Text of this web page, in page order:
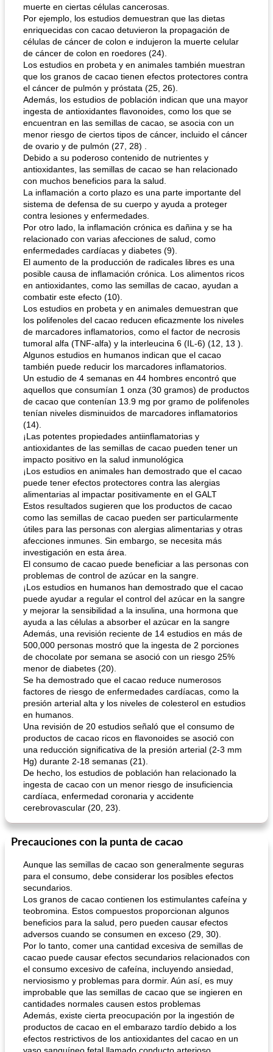
muerte en ciertas células cancerosas.
Por ejemplo, los estudios demuestran que las dietas
enriquecidas con cacao detuvieron la propagación de
células de cáncer de colon e indujeron la muerte celular
de cáncer de colon en roedores (24).
Los estudios en probeta y en animales también muestran
que los granos de cacao tienen efectos protectores contra
el cáncer de pulmón y próstata (25, 26).
Además, los estudios de población indican que una mayor
ingesta de antioxidantes flavonoides, como los que se
encuentran en las semillas de cacao, se asocia con un
menor riesgo de ciertos tipos de cáncer, incluido el cáncer
de ovario y de pulmón (27, 28) .
Debido a su poderoso contenido de nutrientes y
antioxidantes, las semillas de cacao se han relacionado
con muchos beneficios para la salud.
La inflamación a corto plazo es una parte importante del
sistema de defensa de su cuerpo y ayuda a proteger
contra lesiones y enfermedades.
Por otro lado, la inflamación crónica es dañina y se ha
relacionado con varias afecciones de salud, como
enfermedades cardíacas y diabetes (9).
El aumento de la producción de radicales libres es una
posible causa de inflamación crónica. Los alimentos ricos
en antioxidantes, como las semillas de cacao, ayudan a
combatir este efecto (10).
Los estudios en probeta y en animales demuestran que
los polifenoles del cacao reducen eficazmente los niveles
de marcadores inflamatorios, como el factor de necrosis
tumoral alfa (TNF-alfa) y la interleucina 6 (IL-6) (12, 13 ).
Algunos estudios en humanos indican que el cacao
también puede reducir los marcadores inflamatorios.
Un estudio de 4 semanas en 44 hombres encontró que
aquellos que consumían 1 onza (30 gramos) de productos
de cacao que contenían 13.9 mg por gramo de polifenoles
tenían niveles disminuidos de marcadores inflamatorios
(14).
¡Las potentes propiedades antiinflamatorias y
antioxidantes de las semillas de cacao pueden tener un
impacto positivo en la salud inmunológica
¡Los estudios en animales han demostrado que el cacao
puede tener efectos protectores contra las alergias
alimentarias al impactar positivamente en el GALT
Estos resultados sugieren que los productos de cacao
como las semillas de cacao pueden ser particularmente
útiles para las personas con alergias alimentarias y otras
afecciones inmunes. Sin embargo, se necesita más
investigación en esta área.
El consumo de cacao puede beneficiar a las personas con
problemas de control de azúcar en la sangre.
¡Los estudios en humanos han demostrado que el cacao
puede ayudar a regular el control del azúcar en la sangre
y mejorar la sensibilidad a la insulina, una hormona que
ayuda a las células a absorber el azúcar en la sangre
Además, una revisión reciente de 14 estudios en más de
500,000 personas mostró que la ingesta de 2 porciones
de chocolate por semana se asoció con un riesgo 25%
menor de diabetes (20).
Se ha demostrado que el cacao reduce numerosos
factores de riesgo de enfermedades cardíacas, como la
presión arterial alta y los niveles de colesterol en estudios
en humanos.
Una revisión de 20 estudios señaló que el consumo de
productos de cacao ricos en flavonoides se asoció con
una reducción significativa de la presión arterial (2-3 mm
Hg) durante 2-18 semanas (21).
De hecho, los estudios de población han relacionado la
ingesta de cacao con un menor riesgo de insuficiencia
cardíaca, enfermedad coronaria y accidente
cerebrovascular (20, 23).
Precauciones con la punta de cacao
Aunque las semillas de cacao son generalmente seguras
para el consumo, debe considerar los posibles efectos
secundarios.
Los granos de cacao contienen los estimulantes cafeína y
teobromina. Estos compuestos proporcionan algunos
beneficios para la salud, pero pueden causar efectos
adversos cuando se consumen en exceso (29, 30).
Por lo tanto, comer una cantidad excesiva de semillas de
cacao puede causar efectos secundarios relacionados con
el consumo excesivo de cafeína, incluyendo ansiedad,
nerviosismo y problemas para dormir. Aún así, es muy
improbable que las semillas de cacao que se ingieren en
cantidades normales causen estos problemas
Además, existe cierta preocupación por la ingestión de
productos de cacao en el embarazo tardío debido a los
efectos restrictivos de los antioxidantes del cacao en un